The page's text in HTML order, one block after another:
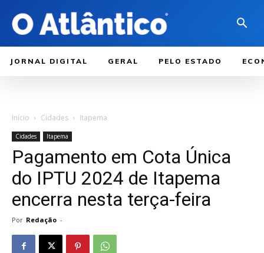
JORNAL DIGITAL GERAL PELO ESTADO
Início Cidades Itapema
Cidades Itapema
Pagamento em Cota Única
do IPTU 2024 de Itapema
encerra nesta terça-feira
Por Redação -